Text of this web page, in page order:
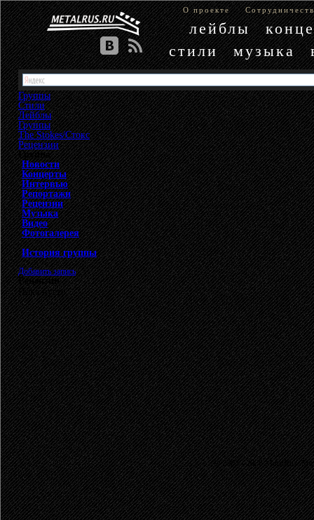
О проекте
лейблы
стили
музыка
Группы
Стили
Лейблы
Группы»
The Stokes/Стокс»
Рецензии
Группа
Новости
Концерты
Интервью
Репортажи
Рецензии
Музыка
Видео
Фотогалерея
История группы
Добавить запись
Рецензии
Пока пусто
© 2003 - 2026 MetalRus.